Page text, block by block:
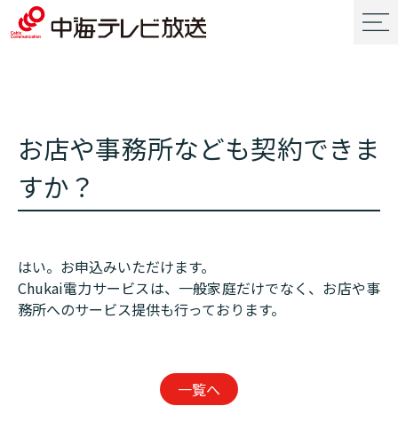
お店や事務所なども契約できま
すか？
はい。お申込みいただけます。
Chukai電力サービスは、一般家庭だけでなく、お店や事
務所へのサービス提供も行っております。
一覧へ